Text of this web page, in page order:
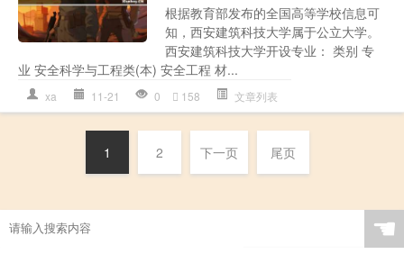
根据教育部发布的全国高等学校信息可
知，西安建筑科技大学属于公立大学。
西安建筑科技大学开设专业： 类别 专
业 安全科学与工程类(本) 安全工程 材...
xa 11-21 0 158 文章列表
1 2 下一页 尾页
☚